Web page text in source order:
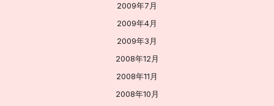
2009年7月
2009年4月
2009年3月
2008年12月
2008年11月
2008年10月